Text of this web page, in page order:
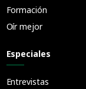
Formación
Oír mejor
Especiales
Entrevistas